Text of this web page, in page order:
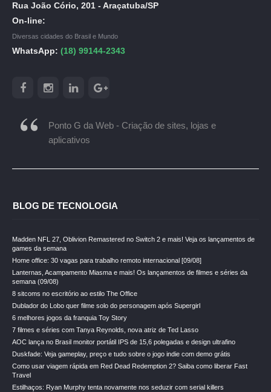
Rua João Cório, 201 - Araçatuba/SP
On-line:
Diversas cidades do Brasil e Mundo
WhatsApp: (18) 99144-2343
Ponto G da Web - Criação de sites, lojas e
aplicativos
BLOG DE TECNOLOGIA
Madden NFL 27, Oblivion Remastered no Switch 2 e mais! Veja os lançamentos de
games da semana
Home office: 30 vagas para trabalho remoto internacional [09/08]
Lanternas, Acampamento Miasma e mais! Os lançamentos de filmes e séries da
semana (09/08)
8 sitcoms no escritório ao estilo The Office
Dublador do Lobo quer filme solo do personagem após Supergirl
6 melhores jogos da franquia Toy Story
7 filmes e séries com Tanya Reynolds, nova atriz de Ted Lasso
AOC lança no Brasil monitor portátil IPS de 15,6 polegadas e design ultrafino
Duskfade: Veja gameplay, preço e tudo sobre o jogo indie com demo grátis
Como usar viagem rápida em Red Dead Redemption 2? Saiba como liberar Fast
Travel
Estilhaços: Ryan Murphy tenta novamente nos seduzir com serial killers